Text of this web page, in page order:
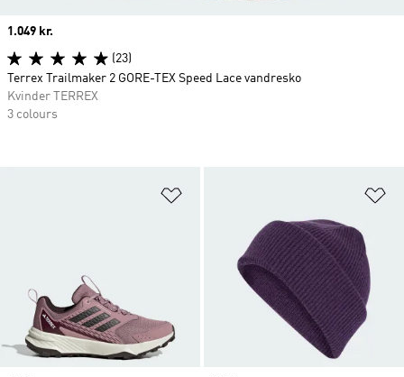
Price
1.049 kr.
(23)
Terrex Trailmaker 2 GORE-TEX Speed Lace vandresko
Kvinder TERREX
3 colours